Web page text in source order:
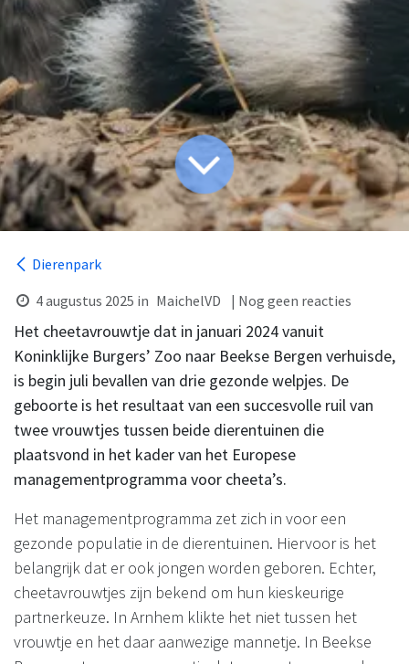
Dierenpark
4 augustus 2025 in MaichelVD | Nog geen reacties
Het cheetavrouwtje dat in januari 2024 vanuit
Koninklijke Burgers’ Zoo naar Beekse Bergen verhuisde,
is begin juli bevallen van drie gezonde welpjes. De
geboorte is het resultaat van een succesvolle ruil van
twee vrouwtjes tussen beide dierentuinen die
plaatsvond in het kader van het Europese
managementprogramma voor cheeta’s.
Het managementprogramma zet zich in voor een
gezonde populatie in de dierentuinen. Hiervoor is het
belangrijk dat er ook jongen worden geboren. Echter,
cheetavrouwtjes zijn bekend om hun kieskeurige
partnerkeuze. In Arnhem klikte het niet tussen het
vrouwtje en het daar aanwezige mannetje. In Beekse